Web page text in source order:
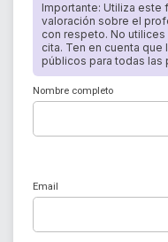
Importante: Utiliza este
valoración sobre el
con respeto. No
cita. Ten en cuenta
públicos para todas
Nombre completo
Email